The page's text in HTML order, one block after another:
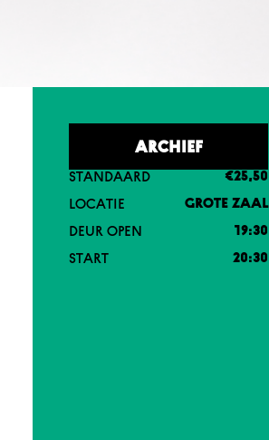
ARCHIEF
STANDAARD €25,50
LOCATIE GROTE ZAAL
DEUR OPEN 19:30
START 20:30